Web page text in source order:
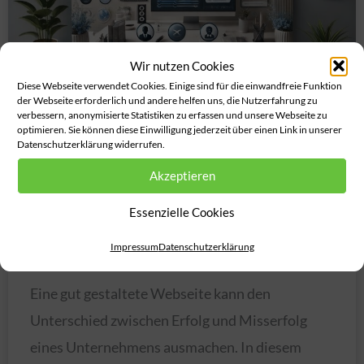
Wir nutzen Cookies
Diese Webseite verwendet Cookies. Einige sind für die einwandfreie Funktion
der Webseite erforderlich und andere helfen uns, die Nutzerfahrung zu
verbessern, anonymisierte Statistiken zu erfassen und unsere Webseite zu
optimieren. Sie können diese Einwilligung jederzeit über einen Link in unserer
Datenschutzerklärung widerrufen.
Akzeptieren
Essenzielle Cookies
ImpressumDatenschutzerklärung
Wie muss eine
Unternehmenswebseite
aussehen?
Eine gut gestaltete Webseite kann den
Unterschied zwischen Erfolg und Misserfolg
eines Unternehmens ausmachen. In diesem